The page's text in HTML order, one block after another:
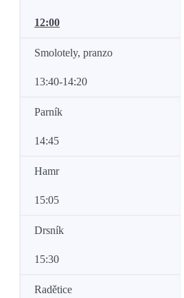
12:00
Smolotely, pranzo
13:40-14:20
Parník
14:45
Hamr
15:05
Drsník
15:30
Radětice